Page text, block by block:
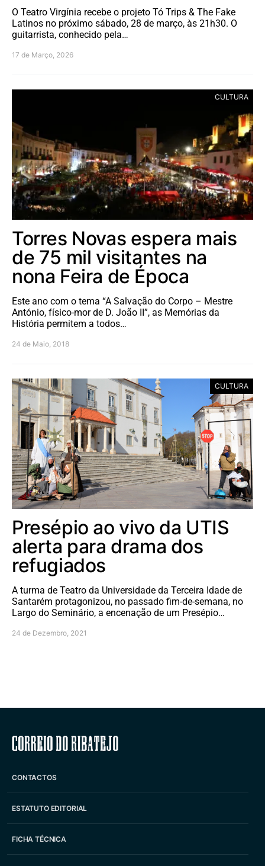
O Teatro Virgínia recebe o projeto Tó Trips & The Fake
Latinos no próximo sábado, 28 de março, às 21h30. O
guitarrista, conhecido pela…
17 de Março, 2026
CULTURA
Torres Novas espera mais
de 75 mil visitantes na
nona Feira de Época
Este ano com o tema “A Salvação do Corpo – Mestre
António, físico-mor de D. João II”, as Memórias da
História permitem a todos…
24 de Maio, 2018
CULTURA
Presépio ao vivo da UTIS
alerta para drama dos
refugiados
A turma de Teatro da Universidade da Terceira Idade de
Santarém protagonizou, no passado fim-de-semana, no
Largo do Seminário, a encenação de um Presépio…
24 de Dezembro, 2021
Correio do Ribatejo
CONTACTOS
ESTATUTO EDITORIAL
FICHA TÉCNICA